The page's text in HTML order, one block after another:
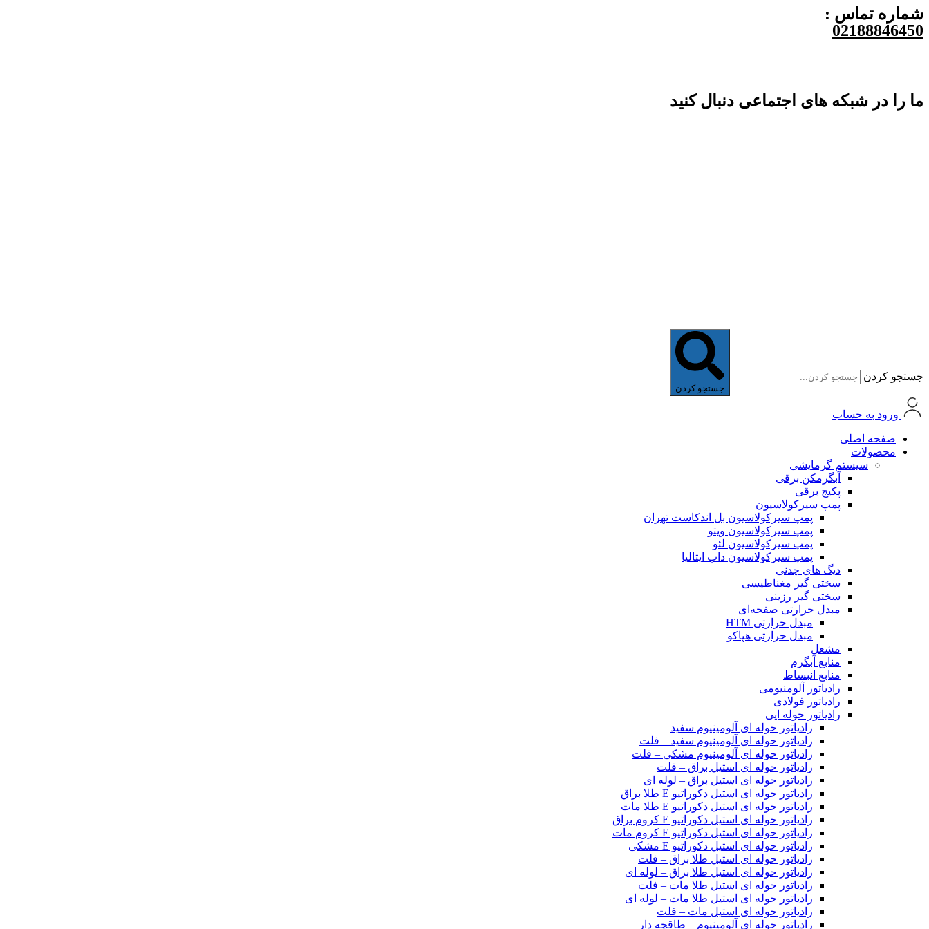
شماره تماس :
02188846450
ما را در شبکه های اجتماعی دنبال کنید
جستجو کردن
جستجو کردن
ورود به حساب
صفحه اصلی
محصولات
سیستم گرمایشی
آبگرمکن برقی
پکیج برقی
پمپ سیرکولاسیون
پمپ سیرکولاسیون بل اندکاست تهران
پمپ سیرکولاسیون ویتو
پمپ سیرکولاسیون لئو
پمپ سیرکولاسیون داب ایتالیا
دیگ های چدنی
سختی گیر مغناطیسی
سختی گیر رزینی
مبدل حرارتی صفحه‌ای
مبدل حرارتی HTM‎
مبدل حرارتی هپاکو
مشعل
منابع آبگرم
منابع انبساط
رادیاتور آلومنیومی
رادیاتور فولادی
رادیاتور حوله ایی
رادیاتور حوله ای آلومینیوم سفید
رادیاتور حوله ای آلومینیوم سفید – فلت
رادیاتور حوله ای آلومینیوم مشکی – فلت
رادیاتور حوله ای استیل براق – فلت
رادیاتور حوله ای استیل براق – لوله ای
رادیاتور حوله ای استیل دکوراتیو E طلا براق
رادیاتور حوله ای استیل دکوراتیو E طلا مات
رادیاتور حوله ای استیل دکوراتیو E کروم براق
رادیاتور حوله ای استیل دکوراتیو E کروم مات
رادیاتور حوله ای استیل دکوراتیو E مشکی
رادیاتور حوله ای استیل طلا براق – فلت
رادیاتور حوله ای استیل طلا براق – لوله ای
رادیاتور حوله ای استیل طلا مات – فلت
رادیاتور حوله ای استیل طلا مات – لوله ای
رادیاتور حوله ای استیل مات – فلت
رادیاتور حوله ای آلومینیوم – طاقچه دار